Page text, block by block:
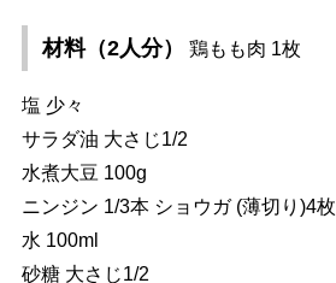
材料（2人分） 鶏もも肉 1枚
塩 少々
サラダ油 大さじ1/2
水煮大豆 100g
ニンジン 1/3本 ショウガ (薄切り)4枚
水 100ml
砂糖 大さじ1/2